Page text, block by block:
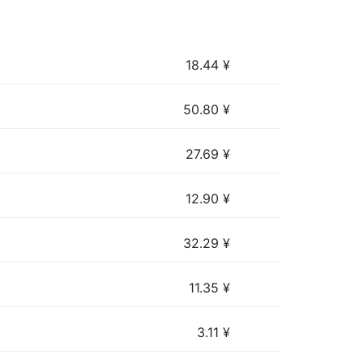
18.44 ¥
50.80 ¥
27.69 ¥
12.90 ¥
32.29 ¥
11.35 ¥
3.11 ¥